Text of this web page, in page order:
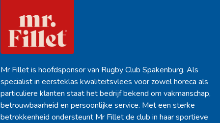
Mr Fillet is hoofdsponsor van Rugby Club Spakenburg. Als
specialist in eersteklas kwaliteitsvlees voor zowel horeca als
particuliere klanten staat het bedrijf bekend om vakmanschap,
betrouwbaarheid en persoonlijke service. Met een sterke
betrokkenheid ondersteunt Mr Fillet de club in haar sportieve